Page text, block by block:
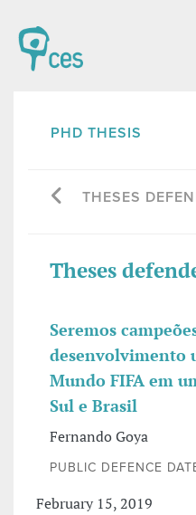
PHD THESIS
THESES
Theses
Seremos
desenvolvimento
Mundo FIFA em
Sul e Brasil
Fernando Goya
PUBLIC DEFENCE
February 15, 2019